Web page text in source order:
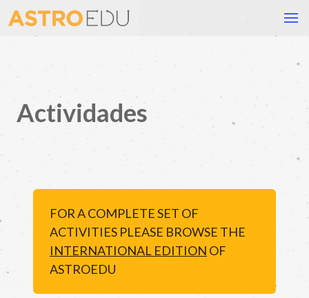
Actividades
FOR A COMPLETE SET OF
ACTIVITIES PLEASE BROWSE THE
INTERNATIONAL EDITION OF
ASTROEDU